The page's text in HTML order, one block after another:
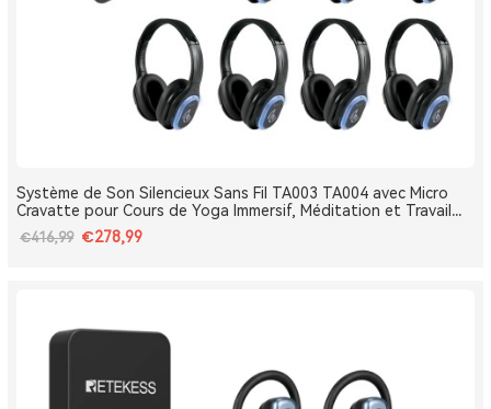
Système de Son Silencieux Sans Fil TA003 TA004 avec Micro
Cravatte pour Cours de Yoga Immersif, Méditation et Travail
Respiratoire
€416,99 €278,99